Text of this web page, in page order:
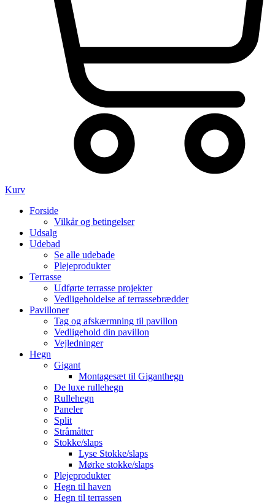
Kurv
Forside
Vilkår og betingelser
Udsalg
Udebad
Se alle udebade
Plejeprodukter
Terrasse
Udførte terrasse projekter
Vedligeholdelse af terrassebrædder
Pavilloner
Tag og afskærmning til pavillon
Vedligehold din pavillon
Vejledninger
Hegn
Gigant
Montagesæt til Giganthegn
De luxe rullehegn
Rullehegn
Paneler
Split
Stråmåtter
Stokke/slaps
Lyse Stokke/slaps
Mørke stokke/slaps
Plejeprodukter
Hegn til haven
Hegn til terrassen